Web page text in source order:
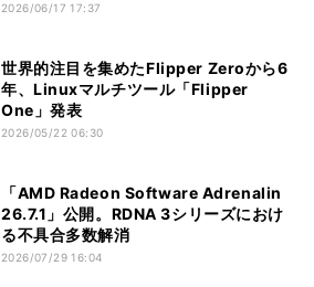
2026/06/17 17:37
世界的注目を集めたFlipper Zeroから6
年、Linuxマルチツール「Flipper
One」発表
2026/05/22 06:30
「AMD Radeon Software Adrenalin
26.7.1」公開。RDNA 3シリーズにおけ
る不具合多数解消
2026/07/29 16:04